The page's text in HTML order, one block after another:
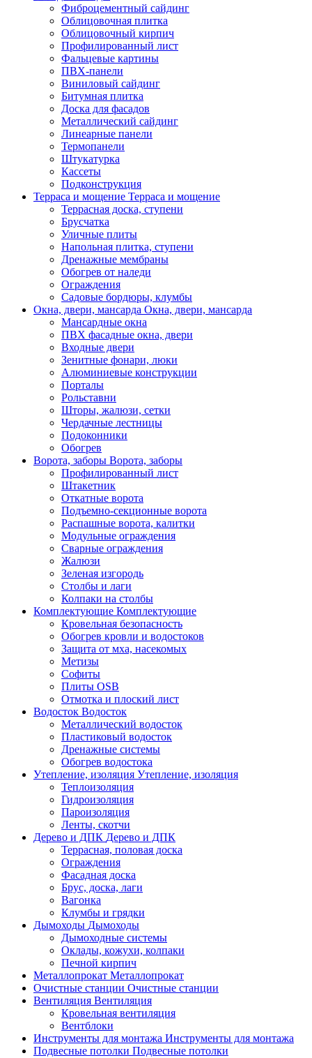
Фиброцементный сайдинг
Облицовочная плитка
Облицовочный кирпич
Профилированный лист
Фальцевые картины
ПВХ-панели
Виниловый сайдинг
Битумная плитка
Доска для фасадов
Металлический сайдинг
Линеарные панели
Термопанели
Штукатурка
Кассеты
Подконструкция
Терраса и мощение Терраса и мощение
Террасная доска, ступени
Брусчатка
Уличные плиты
Напольная плитка, ступени
Дренажные мембраны
Обогрев от наледи
Ограждения
Садовые бордюры, клумбы
Окна, двери, мансарда Окна, двери, мансарда
Мансардные окна
ПВХ фасадные окна, двери
Входные двери
Зенитные фонари, люки
Алюминиевые конструкции
Порталы
Рольставни
Шторы, жалюзи, сетки
Чердачные лестницы
Подоконники
Обогрев
Ворота, заборы Ворота, заборы
Профилированный лист
Штакетник
Откатные ворота
Подъемно-секционные ворота
Распашные ворота, калитки
Модульные ограждения
Сварные ограждения
Жалюзи
Зеленая изгородь
Столбы и лаги
Колпаки на столбы
Комплектующие Комплектующие
Кровельная безопасность
Обогрев кровли и водостоков
Защита от мха, насекомых
Метизы
Софиты
Плиты OSB
Отмотка и плоский лист
Водосток Водосток
Металлический водосток
Пластиковый водосток
Дренажные системы
Обогрев водостока
Утепление, изоляция Утепление, изоляция
Теплоизоляция
Гидроизоляция
Пароизоляция
Ленты, скотчи
Дерево и ДПК Дерево и ДПК
Террасная, половая доска
Ограждения
Фасадная доска
Брус, доска, лаги
Вагонка
Клумбы и грядки
Дымоходы Дымоходы
Дымоходные системы
Оклады, кожухи, колпаки
Печной кирпич
Металлопрокат Металлопрокат
Очистные станции Очистные станции
Вентиляция Вентиляция
Кровельная вентиляция
Вентблоки
Инструменты для монтажа Инструменты для монтажа
Подвесные потолки Подвесные потолки